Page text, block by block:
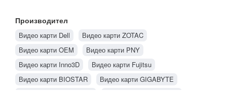
Производител
Видео карти Dell
Видео карти ZOTAC
Видео карти OEM
Видео карти PNY
Видео карти Inno3D
Видео карти Fujitsu
Видео карти BIOSTAR
Видео карти GIGABYTE